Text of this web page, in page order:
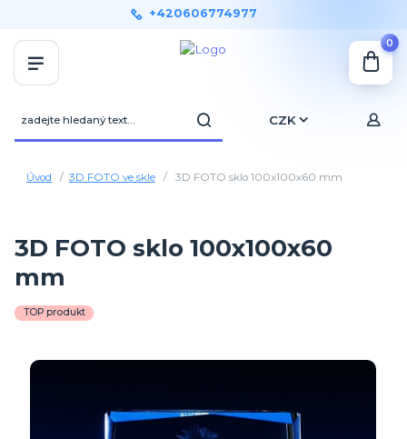
CZK
+420606774977
0
Úvod 3D FOTO ve skle 3D FOTO sklo 100x100x60 mm
3D FOTO sklo 100x100x60
mm
TOP produkt